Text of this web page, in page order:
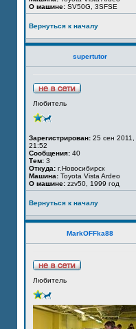
О машине: SV50G, 3SFSE
Вернуться к началу
supertutor
Любитель
Зарегистрирован: 25 сен 2011,
21:52
Сообщения: 40
Тем: 3
Откуда: г.Новосибирск
Машина: Toyota Vista Ardeo
О машине: zzv50, 1999 год
Вернуться к началу
MarkOFFka88
Любитель